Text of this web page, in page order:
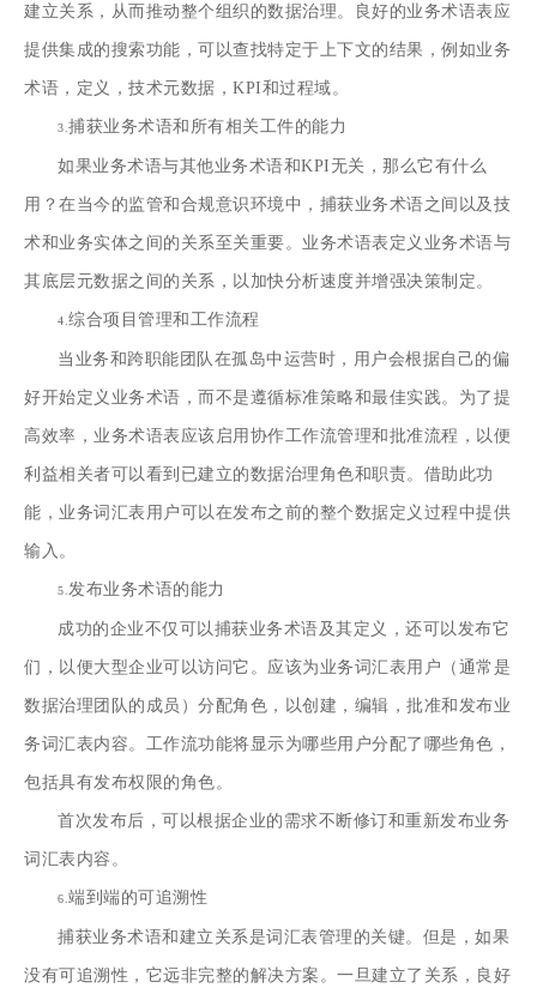
建立关系，从而推动整个组织的数据治理 。良好的业务术语表应
提供集成的搜索功能，可以查找特定于上下文的结果，例如业务
术语，定义，技术元数据，KPI和过程域。
3.捕获业务术语和所有相关工件的能力
如果业务术语与其他业务术语和KPI无关，那么它有什么
用？在当今的监管和合规意识环境中，捕获业务术语之间以及技
术和业务实体之间的关系至关重要。业务术语表定义业务术语与
其底层元数据之间的关系，以加快分析速度并增强决策制定。
4.综合项目管理和工作流程
当业务和跨职能团队在孤岛中运营时，用户会根据自己的偏
好开始定义业务术语，而不是遵循标准策略和最佳实践。为了提
高效率，业务术语表应该启用协作工作流管理和批准流程，以便
利益相关者可以看到已建立的数据治理角色和职责。借助此功
能，业务词汇表用户可以在发布之前的整个数据定义过程中提供
输入。
5. 发布业务术语的能力
成功的企业不仅可以捕获业务术语及其定义，还可以发布它
们，以便大型企业可以访问它。应该为业务词汇表用户（通常是
数据治理团队的成员）分配角色，以创建，编辑，批准和发布业
务词汇表内容。工作流功能将显示为哪些用户分配了哪些角色，
包括具有发布权限的角色。
首次发布后，可以根据企业的需求不断修订和重新发布业务
词汇表内容。
6.端到端的可追溯性
捕获业务术语和建立关系是词汇表管理的关键。但是，如果
没有可追溯性，它远非完整的解决方案。一旦建立了关系，良好